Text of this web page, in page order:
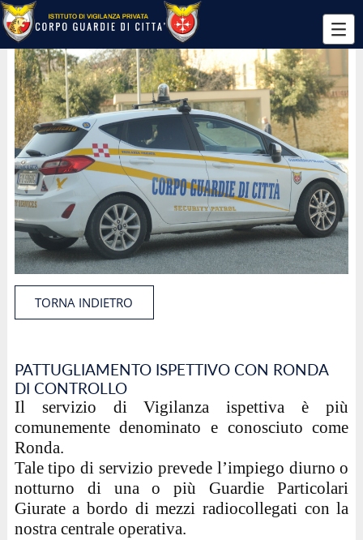
TORNA INDIETRO
PATTUGLIAMENTO ISPETTIVO CON RONDA
DI CONTROLLO
Il servizio di Vigilanza ispettiva è più
comunemente denominato e conosciuto come
Ronda.
Tale tipo di servizio prevede l’impiego diurno o
notturno di una o più Guardie Particolari
Giurate a bordo di mezzi radiocollegati con la
nostra centrale operativa.